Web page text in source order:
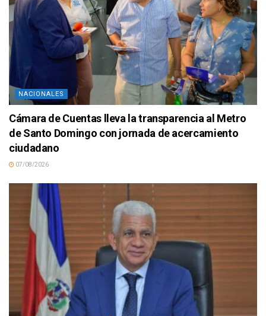
NACIONALES
Cámara de Cuentas lleva la transparencia al Metro
de Santo Domingo con jornada de acercamiento
ciudadano
07/08/2026